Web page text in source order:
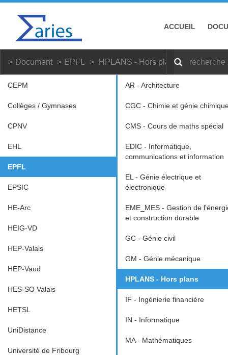
ACCUEIL
Document EPFL HPLANS - Hors plans Master
CEPM
Collèges / Gymnases
CPNV
EHL
EPFL
EPSIC
HE-Arc
HEIG-VD
HEP-Valais
HEP-Vaud
HES-SO Valais
HETSL
UniDistance
Université de Fribourg
AR - Architecture
CGC - Chimie et génie
CMS - Cours de maths spécial
EDIC - Informatique,
communications et information
EL - Génie électrique et
électronique
EME_MES - Gestion de
et construction durable
GC - Génie civil
GM - Génie mécanique
HPLANS - Hors plans
IF - Ingénierie financière
IN - Informatique
MA - Mathématiques